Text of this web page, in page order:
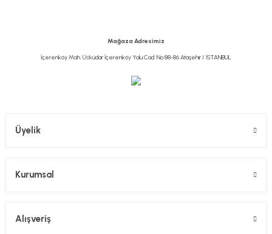
Mağaza Adresimiz
İçerenköy Mah. Üsküdar İçerenköy Yolu Cad. No:88-86 Ataşehir / İSTANBUL
Üyelik
Kurumsal
Alışveriş